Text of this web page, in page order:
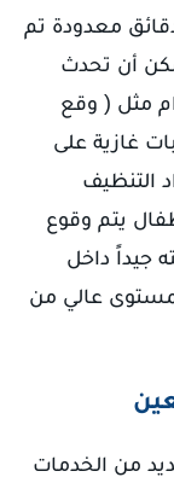
معدودة تم
أن تحدث
مثل ( وقع
غازية على
التنظيف
يتم وقوع
جيداً داخل
عالي من
من الخدمات